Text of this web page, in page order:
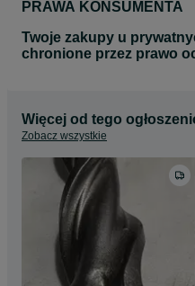
PRAWA KONSUMENTA
Twoje zakupy u
chronione przez prawo
Więcej od tego
Zobacz wszystkie